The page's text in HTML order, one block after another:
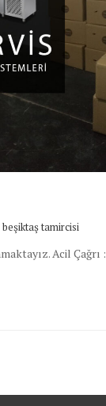
tamircisi
Acil Çağrı :